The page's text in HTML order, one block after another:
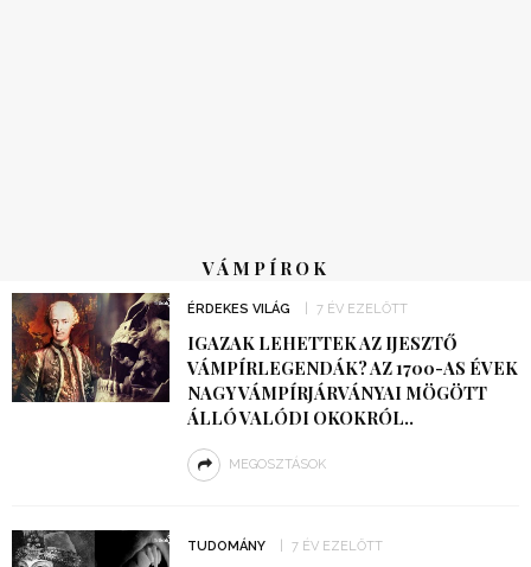
VÁMPÍROK
ÉRDEKES VILÁG 7 ÉV EZELŐTT
IGAZAK LEHETTEK AZ IJESZTŐ
VÁMPÍRLEGENDÁK? AZ 1700-AS ÉVEK
NAGY VÁMPÍRJÁRVÁNYAI MÖGÖTT
ÁLLÓ VALÓDI OKOKRÓL..
MEGOSZTÁSOK
TUDOMÁNY 7 ÉV EZELŐTT